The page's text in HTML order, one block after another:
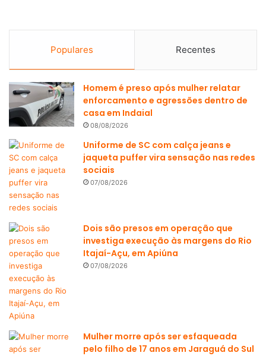
Populares Recentes
Homem é preso após mulher relatar
enforcamento e agressões dentro de
casa em Indaial
08/08/2026
Uniforme de SC com calça jeans e
jaqueta puffer vira sensação nas redes
sociais
07/08/2026
Dois são presos em operação que
investiga execução às margens do Rio
Itajaí-Açu, em Apiúna
07/08/2026
Mulher morre após ser esfaqueada
pelo filho de 17 anos em Jaraguá do Sul